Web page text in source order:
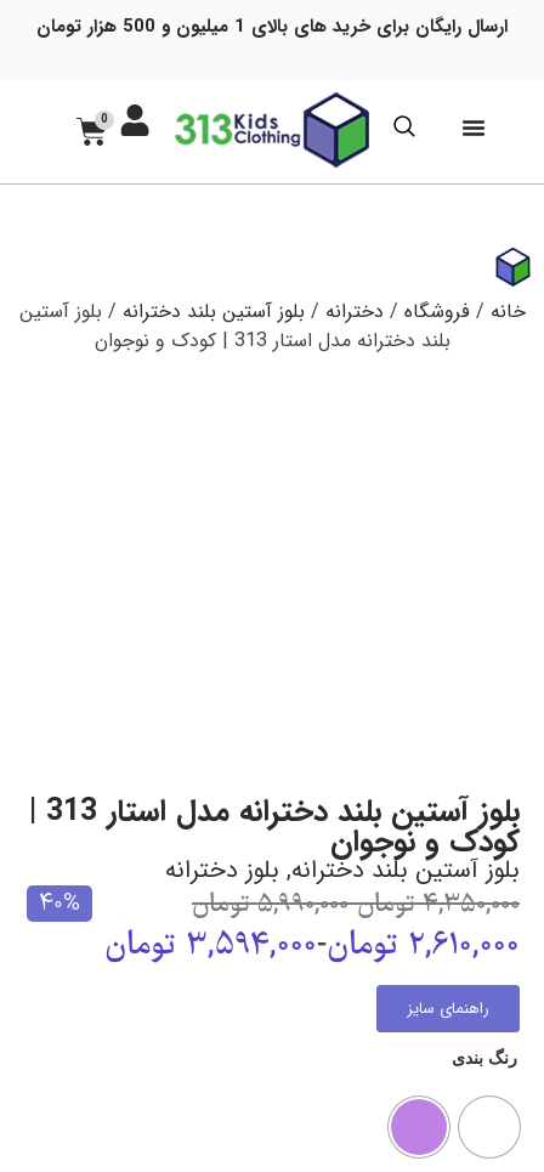
ارسال رایگان برای خرید های بالای 1 میلیون و 500 هزار تومان
0
خانه /فروشگاه / دخترانه / بلوز آستین بلند دخترانه / بلوز آستین
بلند دخترانه مدل استار 313 | کودک و نوجوان
بلوز آستین بلند دخترانه مدل استار 313 |
کودک و نوجوان
بلوز آستین بلند دخترانه, بلوز دخترانه
4,350,000 تومان-
5,990,000 تومان
2,610,000 تومان-
3,594,000 تومان
40%
راهنمای سایز
رنگ بندی